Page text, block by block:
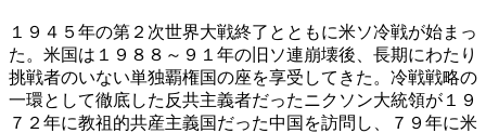
１９４５年の第２次世界大戦終了とともに米ソ冷戦が始まっ
た。米国は１９８８～９１年の旧ソ連崩壊後、長期にわたり
挑戦者のいない単独覇権国の座を享受してきた。冷戦戦略の
一環として徹底した反共主義者だったニクソン大統領が１９
７２年に教祖的共産主義国だった中国を訪問し、７９年に米